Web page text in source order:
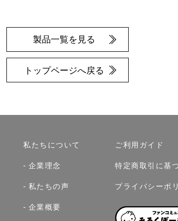
製品一覧を見る
トップページへ戻る
私たちについて
企業理念
私たちの声
企業概要
ご利用ガイド
特定商取引に基
プライバシーポ